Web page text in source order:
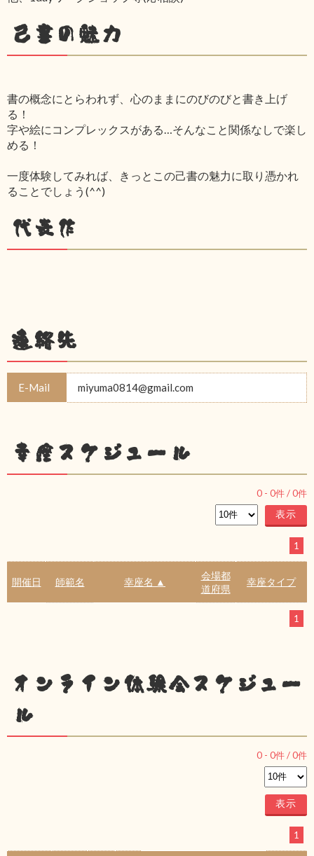
己書の魅力
書の概念にとらわれず、心のままにのびのびと書き上げ
る！
字や絵にコンプレックスがある…そんなこと関係なしで楽し
める！
一度体験してみれば、きっとこの己書の魅力に取り憑かれ
ることでしょう(^^)
代表作
連絡先
E-Mail miyuma0814@gmail.com
幸座スケジュール
0 - 0件 /0件
1
開催日 師範名 幸座名 ▲
会場都
道府県
幸座タイプ
1
オンライン体験会スケジュー
ル
0 - 0件 /0件
1